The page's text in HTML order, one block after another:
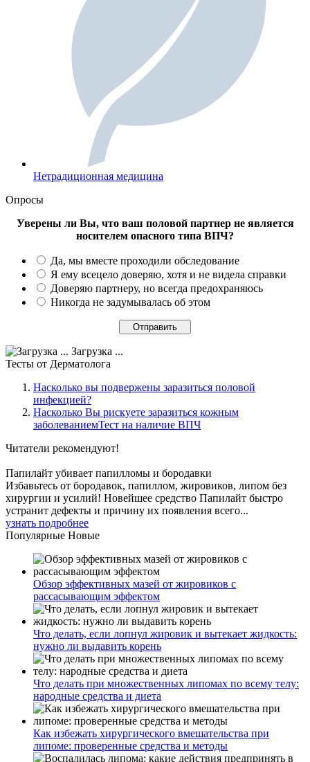
Нетрадиционная медицина
Опросы
Уверены ли Вы, что ваш половой партнер не является
носителем опасного типа ВПЧ?
Да, мы вместе проходили обследование
Я ему всецело доверяю, хотя и не видела справки
Доверяю партнеру, но всегда предохраняюсь
Никогда не задумывалась об этом
Загрузка ...
Тесты от Дерматолога
Насколько вы подвержены заразиться половой
инфекцией?
Насколько Вы рискуете заразиться кожным
заболеваниемТест на наличие ВПЧ
Читатели рекомендуют!
Папилайт убивает папилломы и бородавки
Избавьтесь от бородавок, папиллом, жировиков, липом без
хирургии и усилий! Новейшее средство Папилайт быстро
устранит дефекты и причину их появления всего...
узнать подробнее
Популярные Новые
Обзор эффективных мазей от жировиков с
рассасывающим эффектом
Что делать, если лопнул жировик и вытекает жидкость:
нужно ли выдавить корень
Что делать при множественных липомах по всему телу:
народные средства и диета
Как избежать хирургического вмешательства при
липоме: проверенные средства и методы